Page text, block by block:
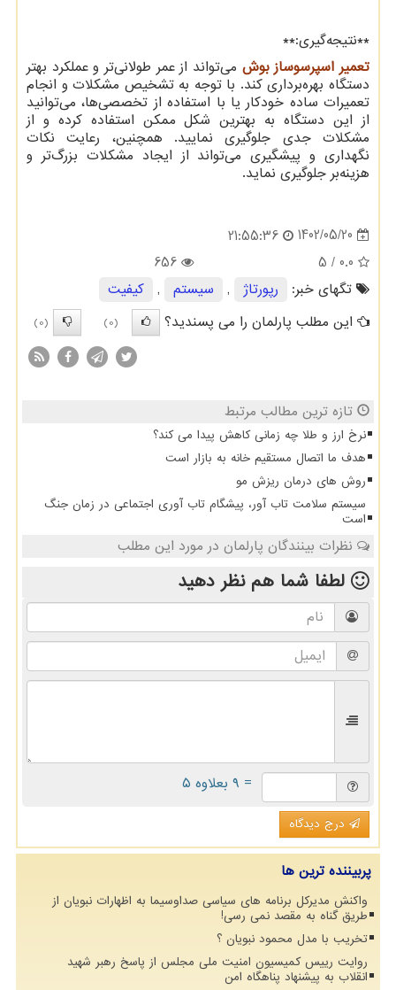
**نتیجه‌گیری:**
تعمیر اسپرسوساز بوش می‌تواند از عمر طولانی‌تر و عملکرد بهتر
دستگاه بهره‌برداری کند. با توجه به تشخیص مشکلات و انجام
تعمیرات ساده خودکار یا با استفاده از تخصصی‌ها، می‌توانید
از این دستگاه به بهترین شکل ممکن استفاده کرده و از
مشکلات جدی جلوگیری نمایید. همچنین، رعایت نکات
نگهداری و پیشگیری می‌تواند از ایجاد مشکلات بزرگ‌تر و
هزینه‌بر جلوگیری نماید.
1402/05/20
21:55:36
0.0
/ 5
656
تگهای خبر:
رپورتاژ , سیستم ,
كیفیت
این مطلب پارلمان را می پسندید؟
(0)
(0)
تازه ترین مطالب مرتبط
نرخ ارز و طلا چه زمانی کاهش پیدا می کند؟
هدف ما اتصال مستقیم خانه به بازار است
روش های درمان ریزش مو
سیستم سلامت تاب آور، پیشگام تاب آوری اجتماعی در زمان جنگ
است
نظرات بینندگان پارلمان در مورد این مطلب
لطفا شما همنظر دهید
= ۹ بعلاوه ۵
درج دیدگاه
پربیننده ترین ها
واکنش مدیرکل برنامه های سیاسی صداوسیما به اظهارات نبویان از
طریق گناه به مقصد نمی رسی!
تخریب با مدل محمود نبویان ؟
روایت رییس کمیسیون امنیت ملی مجلس از پاسخ رهبر شهید
انقلاب به پیشنهاد پناهگاه امن